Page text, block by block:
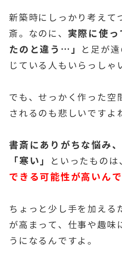
新築時にしっかり考えて
斎。なのに、 実際に使
たのと違う…」
と足が
じている人もいらっしゃ
でも、せっかく作った空
されるのも悲しいですよ
書斎にありがちな悩み
「寒い」
といったものは
できる可能性が高いんで
ちょっと少し手を加える
が高まって、仕事や趣味
うになるんですよ。